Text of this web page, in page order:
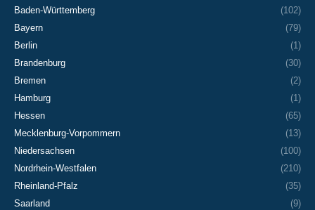
Baden-Württemberg
(102)
Bayern
(79)
Berlin
(1)
Brandenburg
(30)
Bremen
(2)
Hamburg
(1)
Hessen
(65)
Mecklenburg-Vorpommern
(13)
Niedersachsen
(100)
Nordrhein-Westfalen
(210)
Rheinland-Pfalz
(35)
Saarland
(9)